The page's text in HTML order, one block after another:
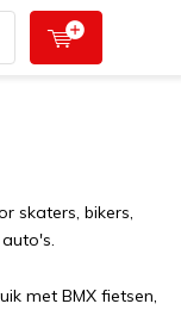
skaters, bikers,
met BMX fietsen,